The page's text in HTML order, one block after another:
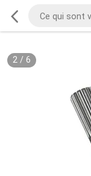
2/ 6